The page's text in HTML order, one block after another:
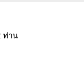
ท่าน